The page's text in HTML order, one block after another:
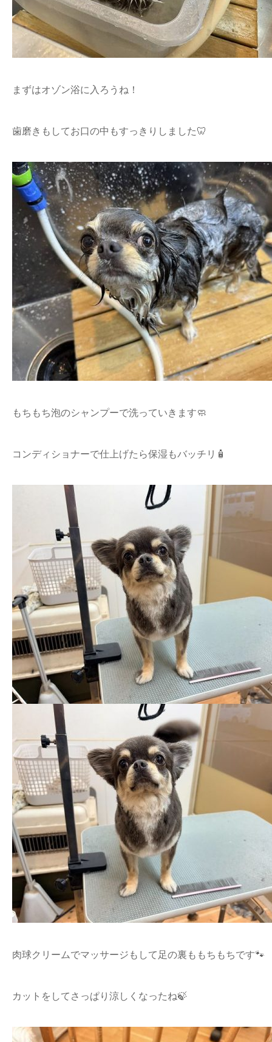
まずはオゾン浴に入ろうね！
歯磨きもしてお口の中もすっきりしました🦷
もちもち泡のシャンプーで洗っていきます🧼
コンディショナーで仕上げたら保湿もバッチリ🧴
肉球クリームでマッサージもして足の裏ももちもちです🐾
カットをしてさっぱり涼しくなったね🍃